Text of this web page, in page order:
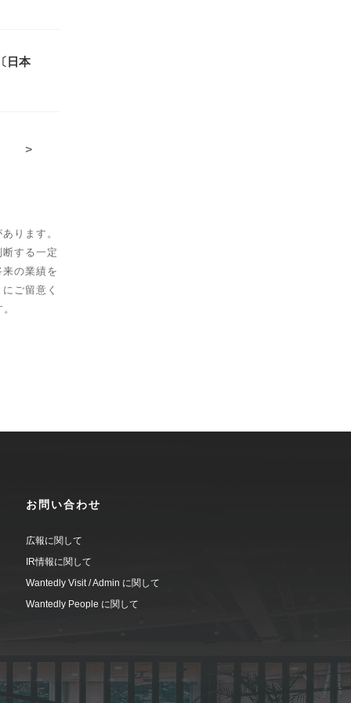
日本
>
ります。
する一定
の業績を
ご留意く
お問い合わせ
広報に関して
IR情報に関して
Wantedly Visit / Admin に関して
Wantedly People に関して